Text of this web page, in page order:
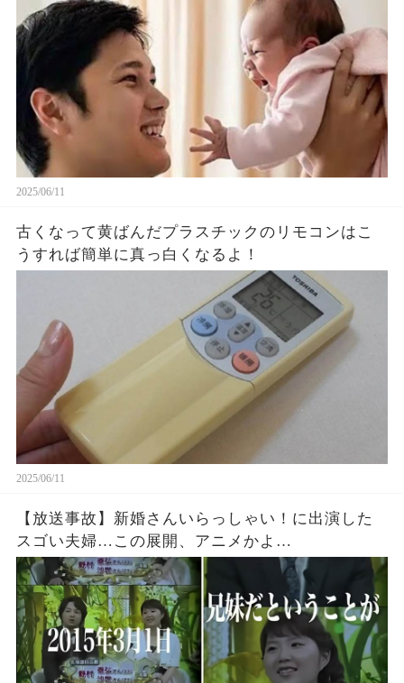
2025/06/11
古くなって黄ばんだプラスチックのリモコンはこ
うすれば簡単に真っ白くなるよ！
2025/06/11
【放送事故】新婚さんいらっしゃい！に出演した
スゴい夫婦…この展開、アニメかよ…